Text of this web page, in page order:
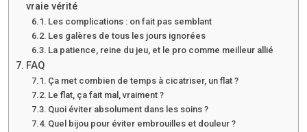
vraie vérité
Les complications : on fait pas semblant
Les galères de tous les jours ignorées
La patience, reine du jeu, et le pro comme meilleur allié
FAQ
Ça met combien de temps à cicatriser, un flat ?
Le flat, ça fait mal, vraiment ?
Quoi éviter absolument dans les soins ?
Quel bijou pour éviter embrouilles et douleur ?